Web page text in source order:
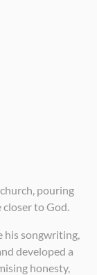
pouring
to God.
his songwriting,
developed a
honesty,